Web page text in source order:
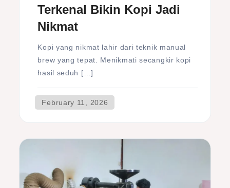
Terkenal Bikin Kopi Jadi
Nikmat
Kopi yang nikmat lahir dari teknik manual
brew yang tepat. Menikmati secangkir kopi
hasil seduh […]